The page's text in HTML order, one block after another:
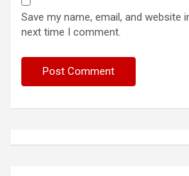
Save my name, email, and website
next time I comment.